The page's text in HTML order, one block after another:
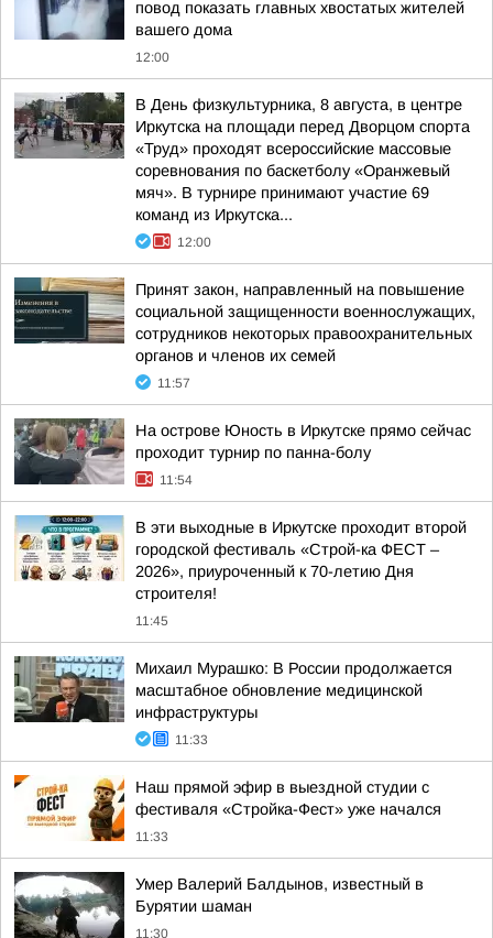
повод показать главных хвостатых жителей
вашего дома
12:00
В День физкультурника, 8 августа, в центре
Иркутска на площади перед Дворцом спорта
«Труд» проходят всероссийские массовые
соревнования по баскетболу «Оранжевый
мяч». В турнире принимают участие 69
команд из Иркутска...
12:00
Принят закон, направленный на повышение
социальной защищенности военнослужащих,
сотрудников некоторых правоохранительных
органов и членов их семей
11:57
На острове Юность в Иркутске прямо сейчас
проходит турнир по панна-болу
11:54
В эти выходные в Иркутске проходит второй
городской фестиваль «Строй-ка ФЕСТ –
2026», приуроченный к 70-летию Дня
строителя!
11:45
Михаил Мурашко: В России продолжается
масштабное обновление медицинской
инфраструктуры
11:33
Наш прямой эфир в выездной студии с
фестиваля «Стройка-Фест» уже начался
11:33
Умер Валерий Балдынов, известный в
Бурятии шаман
11:30